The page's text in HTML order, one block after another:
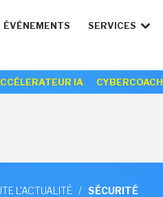
ÉVÉNEMENTS SERVICES
IA CYBERCOACH
L'ACTUALITÉ / SÉCURITÉ